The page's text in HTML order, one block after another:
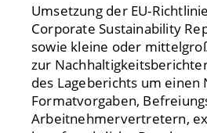
Umsetzung der EU-
Corporate Sustainability
sowie kleine oder
zur
des Lageberichts um
Formatvorgaben,
Arbeitnehmervertretern,
Mitglieder des
hinsichtlich des
Konzernabschlusses und